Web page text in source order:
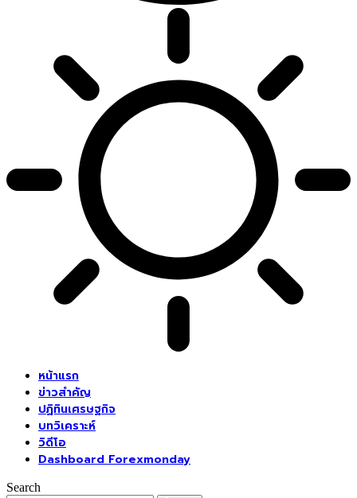
หน้าแรก
ข่าวสำคัญ
ปฏิทินเศรษฐกิจ
บทวิเคราะห์
วิดีโอ
Dashboard Forexmonday
Search